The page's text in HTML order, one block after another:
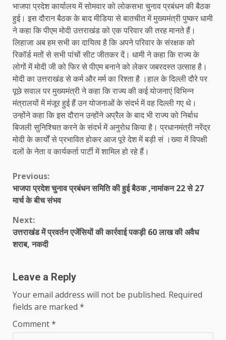
भाजपा प्रदेश कार्यालय में सोमवार को लोकसभा चुनाव प्रबंधन की बैठक
हुई। इस दौरान बैठक के बाद मीडिया से बातचीत में मुख्यमंत्री पुष्कर धामी
ने कहा कि पीएम मोदी उत्तराखंड को एक परिवार की तरह मानते हैं।
लिहाजा अब हम सभी का दायित्व है कि अपने परिवार के संरक्षक को
रिकॉर्ड मतों से सभी पांचों सीट जीतकर दें। धामी ने कहा कि राज्य के
लोगों में मोदी जी को फिर से पीएम बनाने को लेकर जबरदस्त उत्साह है।
मोदी का उत्तराखंड से कर्म और मर्म का रिश्ता है ।हाल के दिल्ली दौरे पर
पूछे सवाल पर मुख्यमंत्री ने कहा कि राज्य की कई योजनाएं विभिन्न
मंत्रालयों में मंजूर हुई हैं उन योजनाओं के संदर्भ में वह दिल्ली गए थे।
उन्होंने कहा कि इस दौरान उन्होंने अप्रैल के बाद भी राज्य को निर्बाध
बिजली सुनिश्चित करने के संदर्भ में अनुरोध किया है। प्रधानमंत्री नरेंद्र
मोदी के कार्यों से प्रभावित होकर आज पूरे देश में बड़ी सं ।ख्या में विपक्षी
दलों के नेता व कार्यकर्ता पार्टी में शामिल हो रहे हैं।
Continue
Reading
Previous:
भाजपा प्रदेश चुनाव प्रबंधन समिति की हुई बैठक ,नामांकन 22 से 27
मार्च के बीच संभव
Next:
उत्तराखंड में प्रवर्तन एजेंसियों की कार्रवाई पकड़ी 60 लाख की अवैध
शराब, नकदी
Leave a Reply
Your email address will not be published. Required
fields are marked *
Comment*